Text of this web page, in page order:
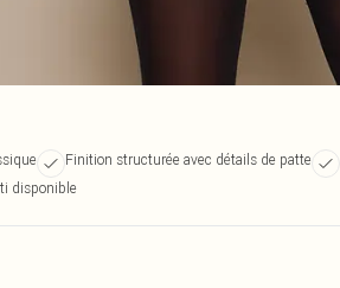
Finition structurée avec détails de patte
disponible